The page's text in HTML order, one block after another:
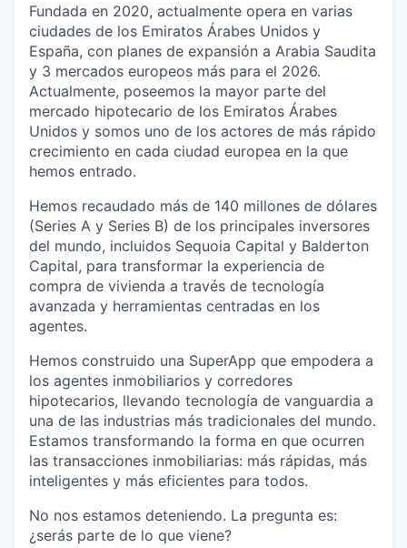
Fundada en 2020, actualmente opera en varias
ciudades de los Emiratos Árabes Unidos y
España, con planes de expansión a Arabia Saudita
y 3 mercados europeos más para el 2026.
Actualmente, poseemos la mayor parte del
mercado hipotecario de los Emiratos Árabes
Unidos y somos uno de los actores de más rápido
crecimiento en cada ciudad europea en la que
hemos entrado.
Hemos recaudado más de 140 millones de dólares
(Series A y Series B) de los principales inversores
del mundo, incluidos Sequoia Capital y Balderton
Capital, para transformar la experiencia de
compra de vivienda a través de tecnología
avanzada y herramientas centradas en los
agentes.
Hemos construido una SuperApp que empodera a
los agentes inmobiliarios y corredores
hipotecarios, llevando tecnología de vanguardia a
una de las industrias más tradicionales del mundo.
Estamos transformando la forma en que ocurren
las transacciones inmobiliarias: más rápidas, más
inteligentes y más eficientes para todos.
No nos estamos deteniendo. La pregunta es:
¿serás parte de lo que viene?